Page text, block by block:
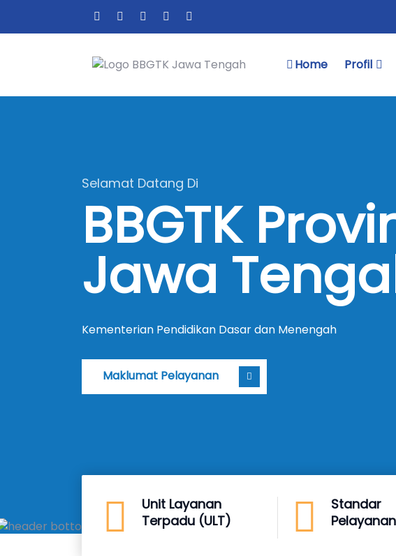
Home Profil
Selamat Datang Di
BBGTK
Jawa
Kementerian Pendidikan Dasar dan Menengah
Maklumat Pelayanan
Unit Layanan
Terpadu (ULT)
Standar
Pelayanan